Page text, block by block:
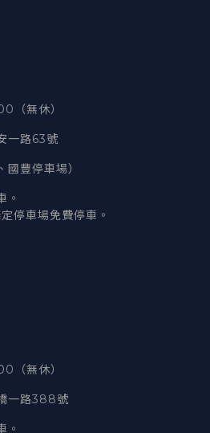
（無休）
一路63號
國豐停車場）
。
停車場免費停車。
（無休）
一路388號
。